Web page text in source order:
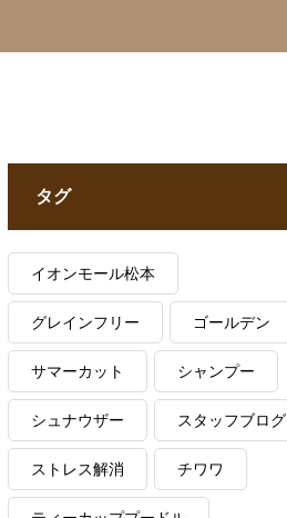
タグ
イオンモール松本
グレインフリー ゴールデン
サマーカット シャンプー
シュナウザー スタッフブログ
ストレス解消 チワワ